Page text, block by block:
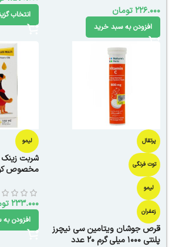
226.000تومان
افزودن به سبد خرید
انتخاب
پرتقال
توت فرنگی
لیمو
زعفران
قرص جوشان ویتامین سی نیچرز
پلنتی 1000 میلی گرم 20 عدد
لیمو
شربت
مخصوص
233.000
افزودن